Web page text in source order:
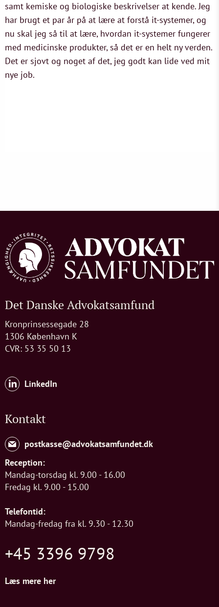
samt kemiske og biologiske beskrivelser at kende. Jeg
har brugt et par år på at lære at forstå it-systemer, og
nu skal jeg så til at lære, hvordan it-systemer fungerer
med medicinske produkter, så det er en helt ny verden.
Det er sjovt og noget af det, jeg godt kan lide ved mit
nye job.
Det Danske Advokatsamfund
Kronprinsessegade 28
1306 København K
CVR: 53 35 50 13
LinkedIn
Kontakt
postkasse@advokatsamfundet.dk
Reception:
Mandag-torsdag kl. 9.00 - 16.00
Fredag kl. 9.00 - 15.00
Telefontid:
Mandag-fredag fra kl. 9.30 - 12.30
+45 3396 9798
Læs mere her